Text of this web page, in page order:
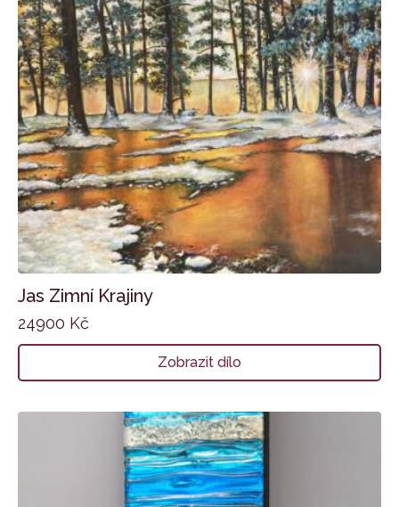
Jas Zimní Krajiny
24900 Kč
Zobrazit dílo